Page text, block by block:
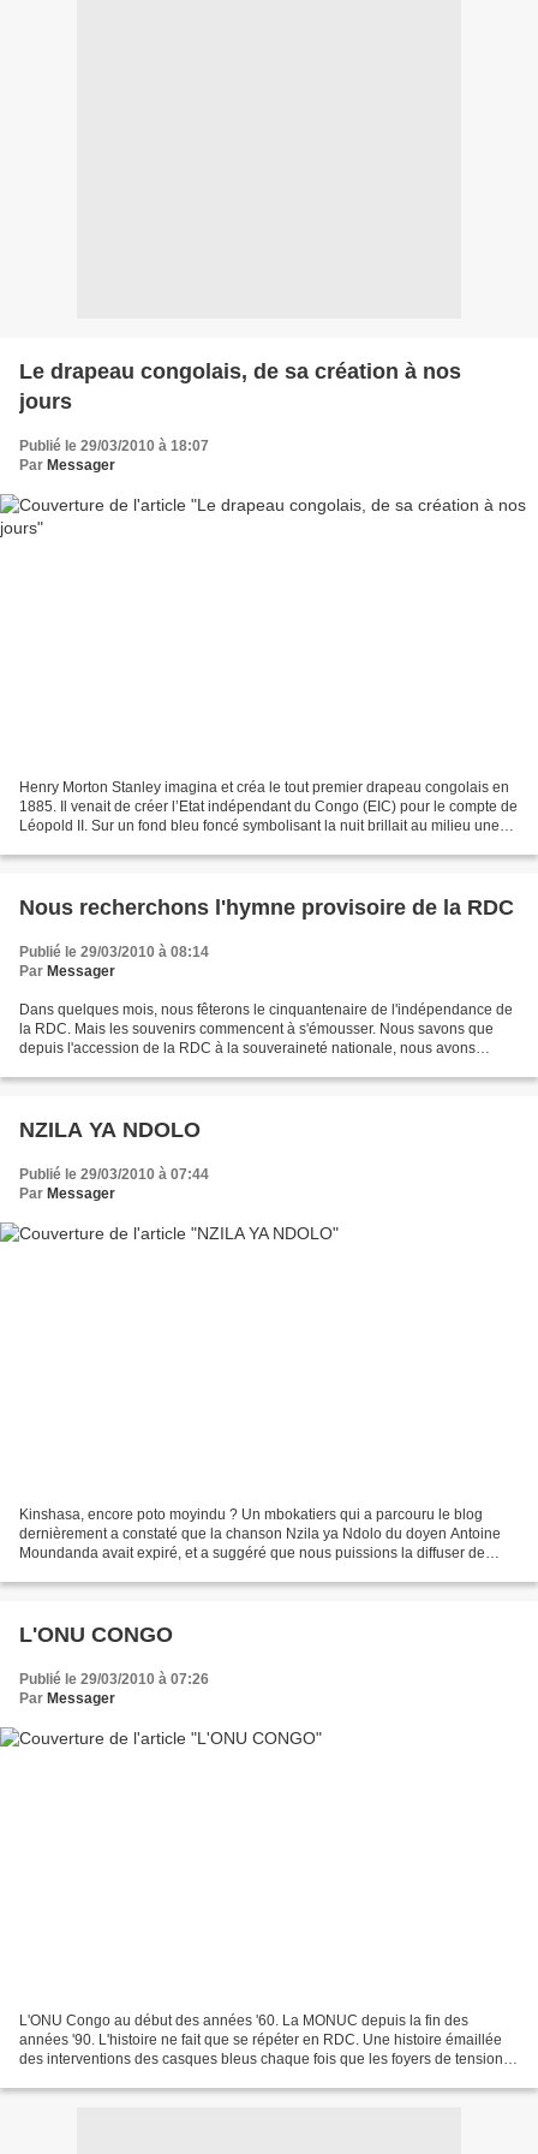
Le drapeau congolais, de sa création à nos
jours
Publié le 29/03/2010 à 18:07
Par Messager
Henry Morton Stanley imagina et créa le tout premier drapeau congolais en
1885. Il venait de créer l’Etat indépendant du Congo (EIC) pour le compte de
Léopold II. Sur un fond bleu foncé symbolisant la nuit brillait au milieu une
Nous recherchons l'hymne provisoire de la RDC
Publié le 29/03/2010 à 08:14
Par Messager
Dans quelques mois, nous fêterons le cinquantenaire de l'indépendance de
la RDC. Mais les souvenirs commencent à s'émousser. Nous savons que
depuis l'accession de la RDC à la souveraineté nationale, nous avons
NZILA YA NDOLO
Publié le 29/03/2010 à 07:44
Par Messager
Kinshasa, encore poto moyindu ? Un mbokatiers qui a parcouru le blog
dernièrement a constaté que la chanson Nzila ya Ndolo du doyen Antoine
Moundanda avait expiré, et a suggéré que nous puissions la diffuser de
L'ONU CONGO
Publié le 29/03/2010 à 07:26
Par Messager
L'ONU Congo au début des années '60. La MONUC depuis la fin des
années '90. L'histoire ne fait que se répéter en RDC. Une histoire émaillée
des interventions des casques bleus chaque fois que les foyers de tensions